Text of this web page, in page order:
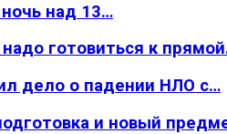
над 13…
готовиться к
дело о падении НЛО с…
и новый